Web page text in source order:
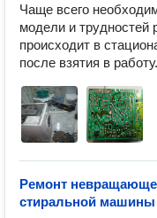
Чаще всего
модели и трудностей
происходит в
после взятия в работу.
Ремонт
стиральной машины